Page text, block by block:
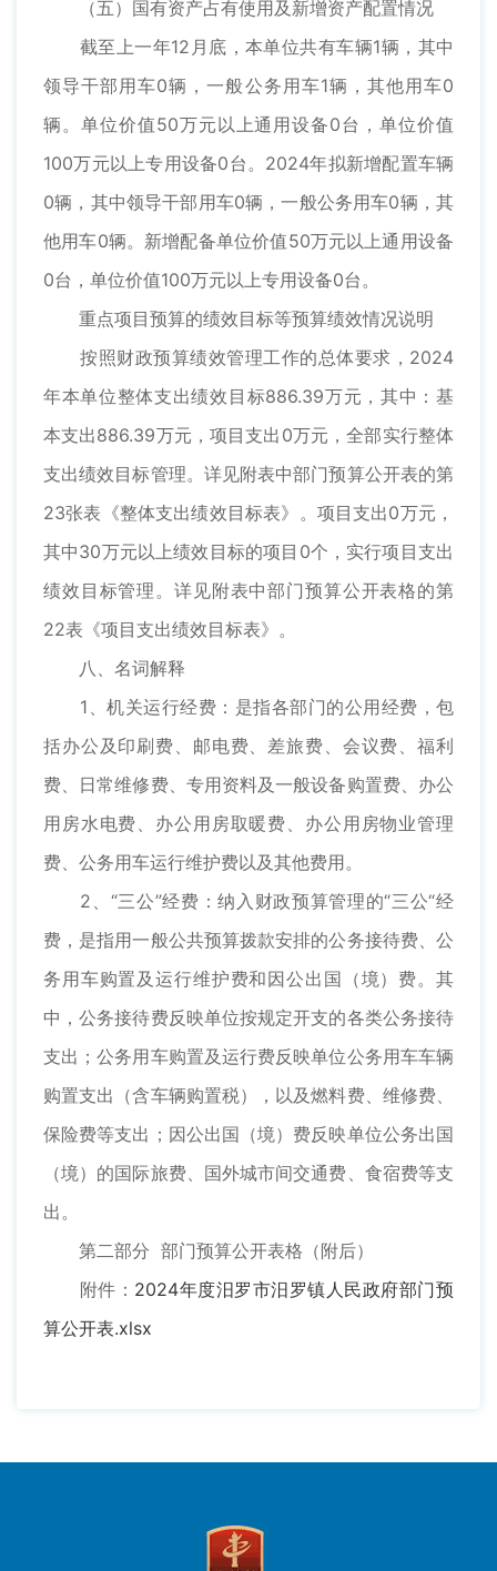
（五）国有资产占有使用及新增资产配置情况
截至上一年12月底，本单位共有车辆1辆，其中
领导干部用车0辆，一般公务用车1辆，其他用车0
辆。单位价值50万元以上通用设备0台，单位价值
100万元以上专用设备0台。2024年拟新增配置车辆
0辆，其中领导干部用车0辆，一般公务用车0辆，其
他用车0辆。新增配备单位价值50万元以上通用设备
0台，单位价值100万元以上专用设备0台。
重点项目预算的绩效目标等预算绩效情况说明
按照财政预算绩效管理工作的总体要求，2024
年本单位整体支出绩效目标886.39万元，其中：基
本支出886.39万元，项目支出0万元，全部实行整体
支出绩效目标管理。详见附表中部门预算公开表的第
23张表《整体支出绩效目标表》。项目支出0万元，
其中30万元以上绩效目标的项目0个，实行项目支出
绩效目标管理。详见附表中部门预算公开表格的第
22表《项目支出绩效目标表》。
八、名词解释
1、机关运行经费：是指各部门的公用经费，包
括办公及印刷费、邮电费、差旅费、会议费、福利
费、日常维修费、专用资料及一般设备购置费、办公
用房水电费、办公用房取暖费、办公用房物业管理
费、公务用车运行维护费以及其他费用。
2、“三公”经费：纳入财政预算管理的“三公“经
费，是指用一般公共预算拨款安排的公务接待费、公
务用车购置及运行维护费和因公出国（境）费。其
中，公务接待费反映单位按规定开支的各类公务接待
支出；公务用车购置及运行费反映单位公务用车车辆
购置支出（含车辆购置税），以及燃料费、维修费、
保险费等支出；因公出国（境）费反映单位公务出国
（境）的国际旅费、国外城市间交通费、食宿费等支
出。
第二部分 部门预算公开表格（附后）
附件： 2024年度汨罗市汨罗镇人民政府部门预
算公开表.xlsx